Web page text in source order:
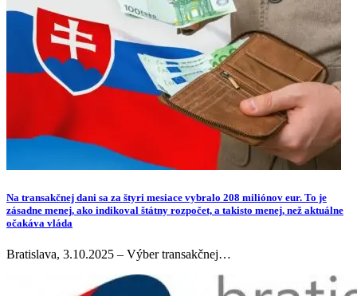
Na transakčnej dani sa za štyri mesiace vybralo 208 miliónov eur. To je
zásadne menej, ako indikoval štátny rozpočet, a takisto menej, než aktuálne
očakáva vláda
Bratislava, 3.10.2025 – Výber transakčnej…